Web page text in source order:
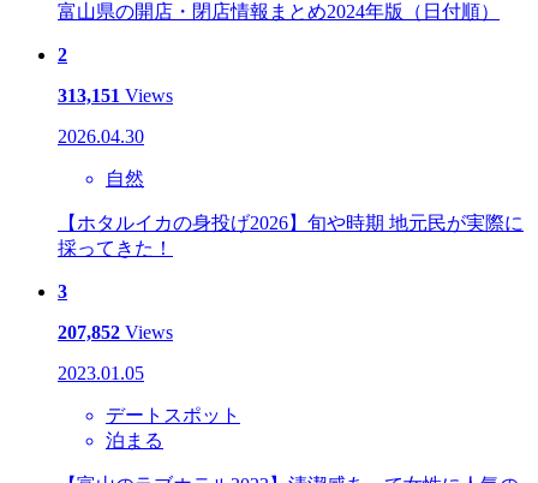
富山県の開店・閉店情報まとめ2024年版（日付順）
2
313,151 Views
2026.04.30
自然
【ホタルイカの身投げ2026】旬や時期 地元民が実際に
採ってきた！
3
207,852 Views
2023.01.05
デートスポット
泊まる